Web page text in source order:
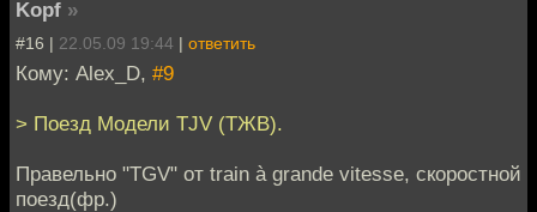
Kopf »
#16 | 22.05.09 19:44 | ответить
Кому: Alex_D, #9
> Поезд Модели TJV (ТЖВ).
Правельно "TGV" от train à grande vitesse, скоростной
поезд(фр.)